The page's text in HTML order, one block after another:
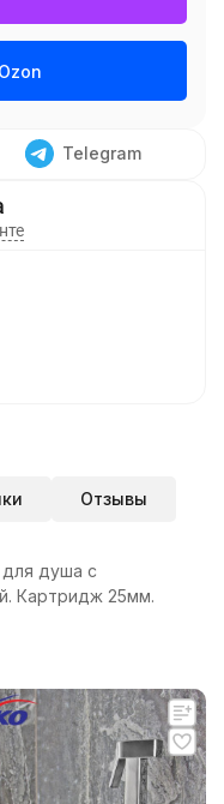
Telegram
Отзывы
душа с
Картридж 25мм.